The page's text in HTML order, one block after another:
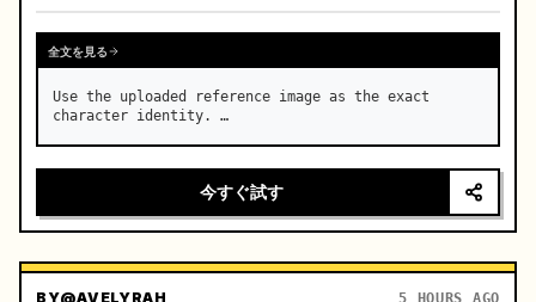
全文を見る
Use the uploaded reference image as the exact
character identity. …
今すぐ試す
BY@AVELYRAH 5 HOURS AGO